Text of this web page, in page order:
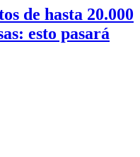
de hasta 20.000
esto pasará